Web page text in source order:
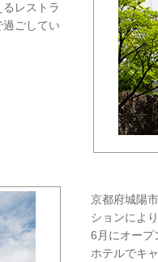
レストラ
ごしてい
京都府城陽
ションによ
6月にオープ
ホテルでキ